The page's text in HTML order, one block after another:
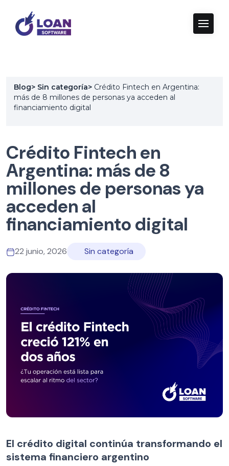
Blog> Sin categoría> Crédito Fintech en Argentina:
más de 8 millones de personas ya acceden al
financiamiento digital
Crédito Fintech en
Argentina: más de 8
millones de personas ya
acceden al
financiamiento digital
22 junio, 2026 Sin categoría
El crédito digital continúa transformando el
sistema financiero argentino